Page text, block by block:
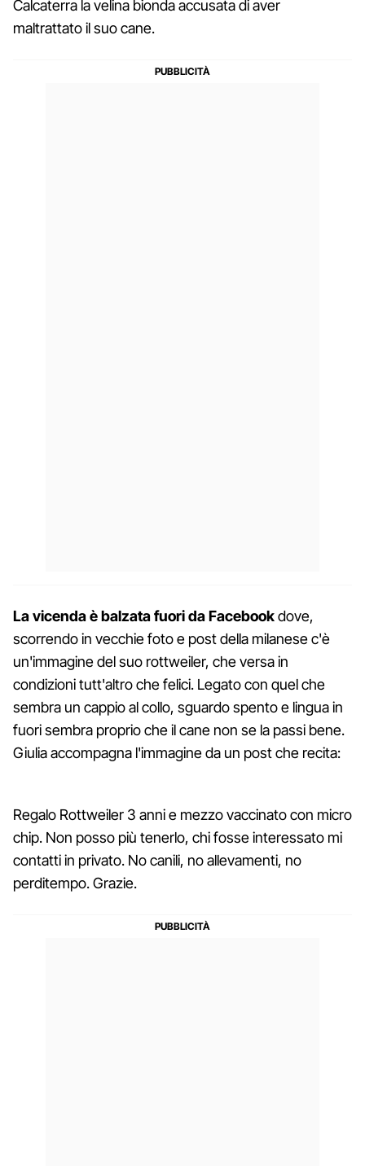
Calcaterra la velina bionda accusata di aver
maltrattato il suo cane.
La vicenda è balzata fuori da Facebookdove,
scorrendo in vecchie foto e post della milanese c'è
un'immagine del suo rottweiler, che versa in
condizioni tutt'altro che felici. Legato con quel che
sembra un cappio al collo, sguardo spento e lingua in
fuori sembra proprio che il cane non se la passi bene.
Giulia accompagna l'immagine da un post che recita:
Regalo Rottweiler 3 anni e mezzo vaccinato con micro
chip. Non posso più tenerlo, chi fosse interessato mi
contatti in privato. No canili, no allevamenti, no
perditempo. Grazie.